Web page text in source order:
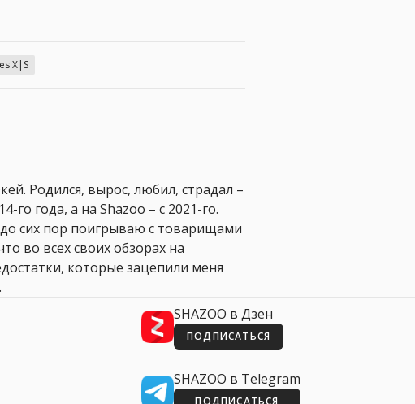
X|S
Родился, вырос, любил, страдал –
го года, а на Shazoo – с 2021-го.
сих пор поигрываю с товарищами
во всех своих обзорах на
которые зацепили меня
SHAZOO в Дзен
ПОДПИСАТЬСЯ
SHAZOO в Telegram
ПОДПИСАТЬСЯ